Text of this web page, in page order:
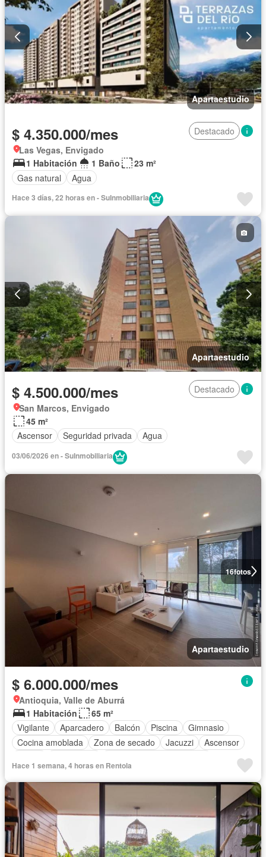
Apartaestudio
$ 4.350.000/mes
Destacado
Las Vegas, Envigado
1 Habitación
1 Baño
23 m²
Gas natural
Agua
Hace 3 días, 22 horas en - SuInmobiliaria
Apartaestudio
$ 4.500.000/mes
Destacado
San Marcos, Envigado
45 m²
Ascensor
Seguridad privada Agua
03/06/2026 en - SuInmobiliaria
16fotos
Apartaestudio
$ 6.000.000/mes
Antioquia, Valle de Aburrá
1 Habitación
65 m²
Vigilante
Aparcadero Balcón Piscina
Gimnasio
Cocina amoblada
Zona de secado Jacuzzi
Ascensor
Hace 1 semana, 4 horas en Rentola